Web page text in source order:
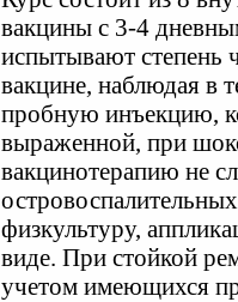
вакцины с 3-4
испытывают степень
вакцине, наблюдая в
пробную инъекцию,
выраженной, при
вакцинотерапию не
физкультуру,
виде. При стойкой
учетом имеющихся